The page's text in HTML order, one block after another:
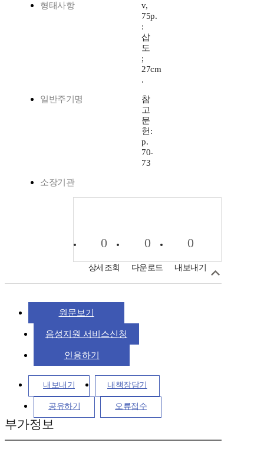
형태사항
v,
75p.
:
삽
도
;
27cm
.
일반주기명
참
고
문
헌:
p.
70-
73
소장기관
0
상세조회
0
다운로드
0
내보내기
원문보기
음성지원 서비스신청
인용하기
내보내기 내책장담기
공유하기 오류접수
부가정보